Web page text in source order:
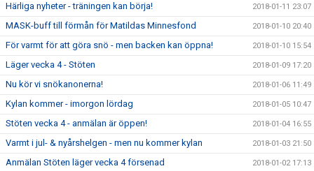
Härliga nyheter - träningen kan börja! 2018-01-11 23:07
MASK-buff till förmån för Matildas Minnesfond 2018-01-10 20:40
För varmt för att göra snö - men backen kan öppna! 2018-01-10 15:54
Läger vecka 4 - Stöten 2018-01-09 17:20
Nu kör vi snökanonerna! 2018-01-06 11:49
Kylan kommer - imorgon lördag 2018-01-05 10:47
Stöten vecka 4 - anmälan är öppen! 2018-01-04 16:55
Varmt i jul- & nyårshelgen - men nu kommer kylan 2018-01-03 21:50
Anmälan Stöten läger vecka 4 försenad 2018-01-02 17:13